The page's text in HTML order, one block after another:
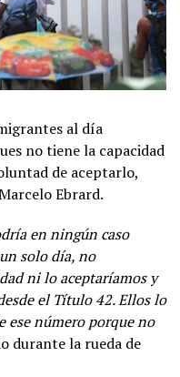
al día
no tiene la capacidad
de aceptarlo,
Ebrard.
en ningún caso
solo día, no
ni lo aceptaríamos y
el Título 42. Ellos lo
ese número porque no
durante la rueda de